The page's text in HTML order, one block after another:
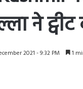
ने
2021 - 9:32 PM 1